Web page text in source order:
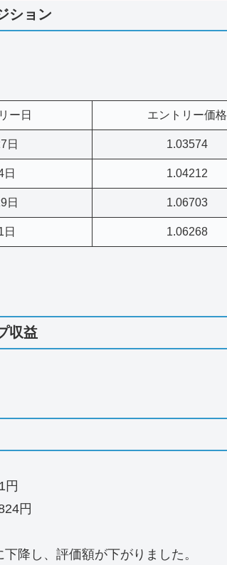
ション
ー日 エントリー価格
日 1.03574
日 1.04212
日 1.06703
日 1.06268
収益
円
円
降し、評価額が下がりました。